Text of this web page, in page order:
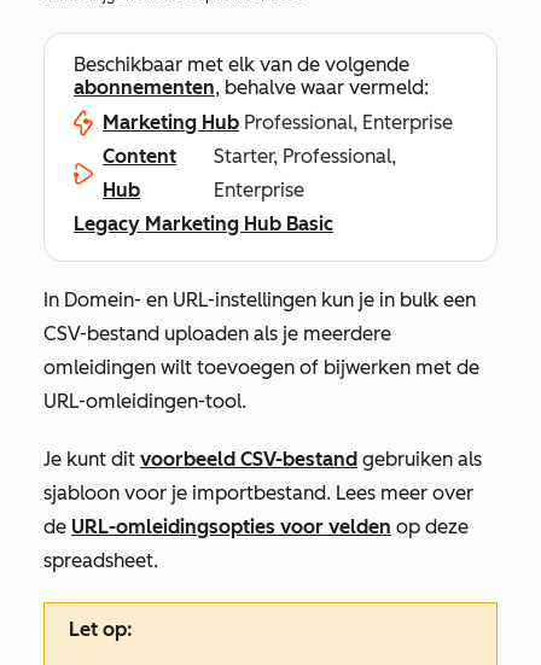
Beschikbaar met elk van de volgende
abonnementen, behalve waar vermeld:
Marketing Hub Professional, Enterprise
Content
Hub
Starter, Professional,
Enterprise
Legacy Marketing Hub Basic
In Domein- en URL-instellingen kun je in bulk een
CSV-bestand uploaden als je meerdere
omleidingen wilt toevoegen of bijwerken met de
URL-omleidingen-tool.
Je kunt dit voorbeeld CSV-bestand gebruiken als
sjabloon voor je importbestand. Lees meer over
de URL-omleidingsopties voor velden op deze
spreadsheet.
Let op: